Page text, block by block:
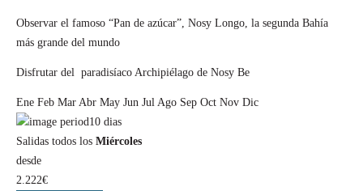
Observar el famoso “Pan de azúcar”, Nosy Longo, la segunda Bahía
más grande del mundo
Disfrutar del paradisíaco Archipiélago de Nosy Be
Ene Feb Mar Abr May Jun Jul Ago Sep Oct Nov Dic
10 dias
Salidas todos los Miércoles
desde
2.222€